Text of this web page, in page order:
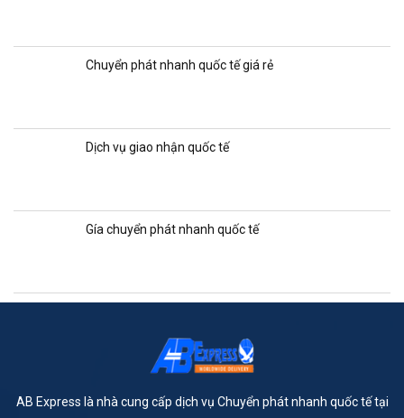
Chuyển phát nhanh quốc tế giá rẻ
Dịch vụ giao nhận quốc tế
Gía chuyển phát nhanh quốc tế
AB Express là nhà cung cấp dịch vụ Chuyển phát nhanh quốc tế tại